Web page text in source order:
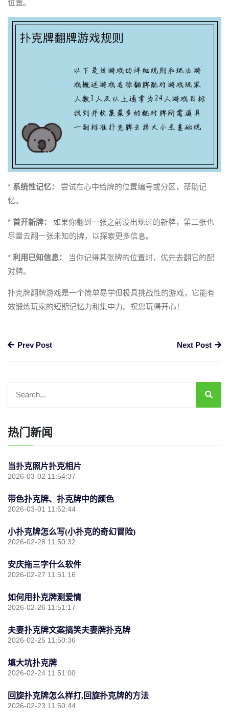
位置。
* 系统性记忆：
尝试在心中给牌的位置编号或分区，帮助记
忆。
* 首开新牌：
如果你翻到一张之前没出现过的新牌，第二张也
尽量去翻一张未知的牌，以探索更多信息。
* 利用已知信息：
当你记得某张牌的位置时，优先去翻它的配
对牌。
扑克牌翻牌游戏是一个简单易学但极具挑战性的游戏，它能有
效锻炼玩家的短期记忆力和集中力。祝您玩得开心！
Prev Post Next Post
热门新闻
当扑克照片扑克相片
2026-03-02 11:54:37
带色扑克牌、扑克牌中的颜色
2026-03-01 11:52:44
小扑克牌怎么写(小扑克的奇幻冒险)
2026-02-28 11:50:32
安庆拖三字什么软件
2026-02-27 11:51:16
如何用扑克牌测爱情
2026-02-26 11:51:17
夫妻扑克牌文案搞笑夫妻牌扑克牌
2026-02-25 11:50:36
填大坑扑克牌
2026-02-24 11:51:00
回旋扑克牌怎么样打,回旋扑克牌的方法
2026-02-23 11:50:44